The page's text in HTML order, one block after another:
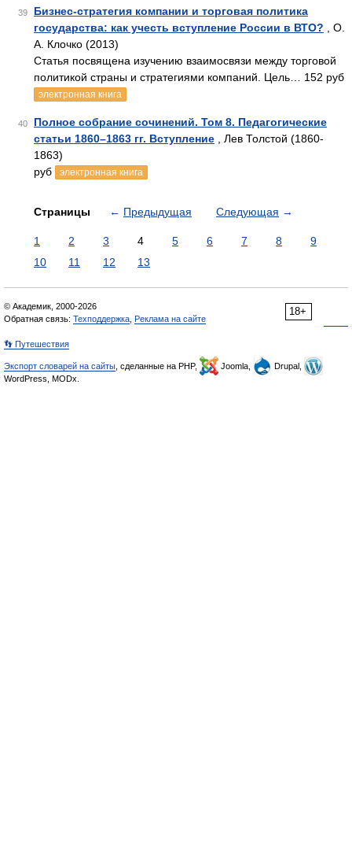
39
Бизнес-стратегия компании и торговая политика
государства: как учесть вступление России в ВТО? , О.
А. Клочко (2013)
Статья посвящена изучению взаимосвязи между торговой
политикой страны и стратегиями компаний. Цель… 152 руб
электронная книга
40
Полное собрание сочинений. Том 8. Педагогические
статьи 1860–1863 гг. Вступление , Лев Толстой (1860-
1863)
руб
электронная книга
Страницы ← Предыдущая Следующая →
1 2 3 4 5 6 7 8
9
10
11 12 13
18+
© Академик, 2000-2026
Обратная связь: Техподдержка Реклама на сайте
👣 Путешествия
Экспорт словарей на сайты , сделанные на PHP, Joomla,
Drupal,
WordPress, MODx.